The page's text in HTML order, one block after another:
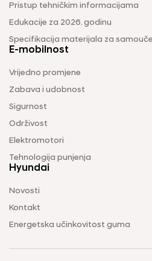
Pristup tehničkim informacijama
Edukacije za 2026. godinu
Specifikacija materijala za
E-mobilnost
Vrijedno promjene
Zabava i udobnost
Sigurnost
Održivost
Elektromotori
Tehnologija punjenja
Hyundai
Novosti
Kontakt
Energetska učinkovitost guma